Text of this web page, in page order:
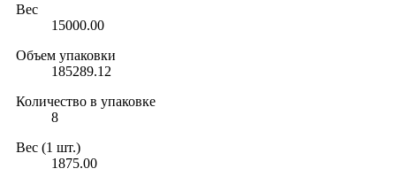
Вес
15000.00
Объем упаковки
185289.12
Количество в упаковке
8
Вес (1 шт.)
1875.00